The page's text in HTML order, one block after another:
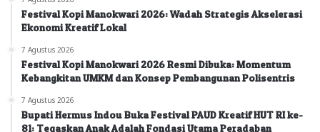
Festival Kopi Manokwari 2026: Wadah Strategis Akselerasi
Ekonomi Kreatif Lokal
7 Agustus 2026
Festival Kopi Manokwari 2026 Resmi Dibuka: Momentum
Kebangkitan UMKM dan Konsep Pembangunan Polisentris
7 Agustus 2026
Bupati Hermus Indou Buka Festival PAUD Kreatif HUT RI ke-
81: Tegaskan Anak Adalah Fondasi Utama Peradaban